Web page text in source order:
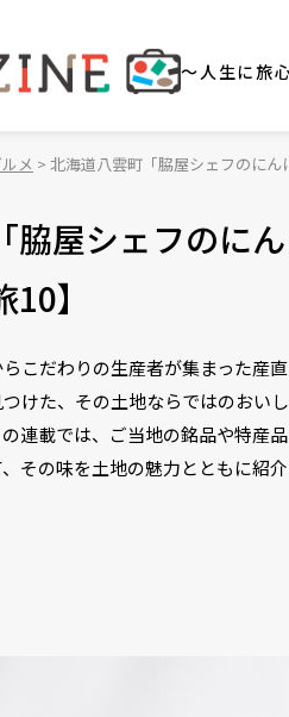
～人生に旅
メ 北海道八雲町「脇屋シェフのにん
脇屋シェフのに
】
こだわりの生産者が集まった産
つけた、その土地ならではのおい
連載では、ご当地の銘品や特産
その味を土地の魅力とともに紹